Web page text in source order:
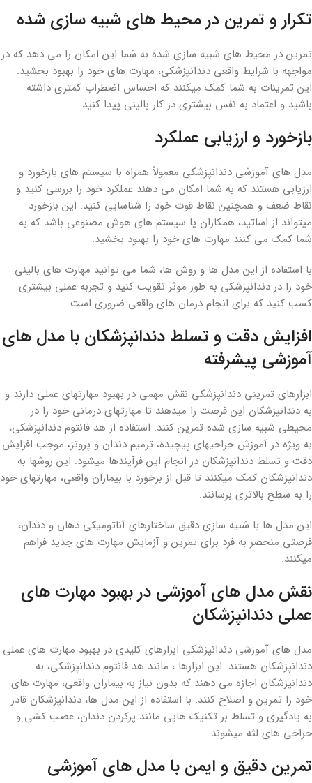
تکرار و تمرین در محیط های شبیه سازی شده
تمرین در محیط های شبیه سازی شده به شما این امکان را می دهد که در
مواجهه با شرایط واقعی دندانپزشکی، مهارت های خود را بهبود بخشید.
این تمرینات به شما کمک میکنند که احساس اضطراب کمتری داشته
باشید و اعتماد به نفس بیشتری در کار بالینی پیدا کنید.
بازخورد و ارزیابی عملکرد
مدل های آموزشی دندانپزشکی معمولاً همراه با سیستم های بازخورد و
ارزیابی هستند که به شما امکان می دهند عملکرد خود را بررسی کنید و
نقاط ضعف و همچنین نقاط قوت خود را شناسایی کنید. این بازخورد
میتواند از اساتید، همکاران یا سیستم های هوش مصنوعی باشد که به
شما کمک می کنند مهارت های خود را بهبود بخشید.
با استفاده از این مدل ها و روش ها، شما می توانید مهارت های بالینی
خود را در دندانپزشکی به طور موثر تقویت کنید و تجربه عملی بیشتری
کسب کنید که برای انجام درمان های واقعی ضروری است.
افزایش دقت و تسلط دندانپزشکان با مدل های
آموزشی پیشرفته
ابزارهای تمرینی دندانپزشکی نقش مهمی در بهبود مهارتهای عملی دارند و
به دندانپزشکان این فرصت را میدهند تا مهارتهای درمانی خود را در
محیطی شبیه سازی شده تمرین کنند. استفاده از هد فانتوم دندانپزشکی،
به ویژه در آموزش جراحیهای پیچیده، ترمیم دندان و پروتز، موجب افزایش
دقت و تسلط دندانپزشکان در انجام این فرآیندها میشود. این روشها به
دندانپزشکان کمک میکنند تا قبل از برخورد با بیماران واقعی، مهارتهای خود
را به سطح بالاتری برسانند.
این مدل ها با شبیه سازی دقیق ساختارهای آناتومیکی دهان و دندان،
فرصتی منحصر به فرد برای تمرین و آزمایش مهارت های جدید فراهم
میکنند.
نقش مدل های آموزشی در بهبود مهارت های
عملی دندانپزشکان
مدل های آموزشی دندانپزشکی ابزارهای کلیدی در بهبود مهارت های عملی
دندانپزشکان هستند. این ابزارها ، مانند هد فانتوم دندانپزشکی، به
دندانپزشکان اجازه می دهند که بدون نیاز به بیماران واقعی، مهارت های
خود را تمرین و اصلاح کنند. با استفاده از این مدل ها، دندانپزشکان قادر
به یادگیری و تسلط بر تکنیک هایی مانند پرکردن دندان، عصب کشی و
جراحی های لثه میشوند.
تمرین دقیق و ایمن با مدل های آموزشی